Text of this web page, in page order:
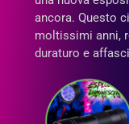
ancora. Questo
moltissimi anni,
duraturo e